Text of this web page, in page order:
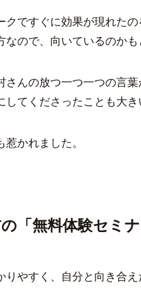
クですぐに効果が現れた
なので、向いているのかも
さんの放つ一つ一つの言
してくださったことも大き
惹かれました。
「無料体験セミ
りやすく、自分と向き合え